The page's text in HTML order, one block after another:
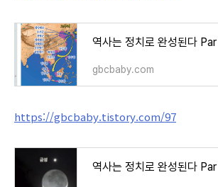
gbcbaby.com
https://gbcbaby.tistory.com/97